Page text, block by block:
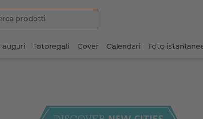
Fotoregali Cover Calendari Foto